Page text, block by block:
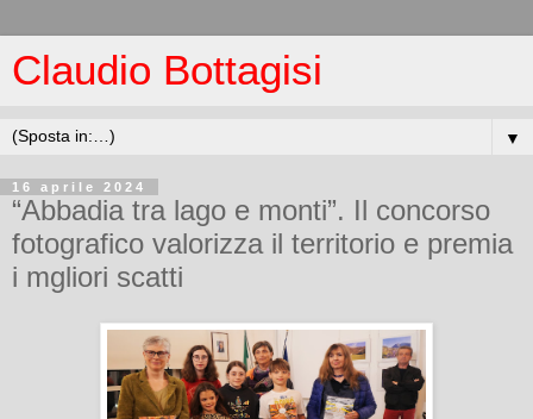
Claudio Bottagisi
▼
16 aprile 2024
“Abbadia tra lago e monti”. Il concorso
fotografico valorizza il territorio e premia
i mgliori scatti